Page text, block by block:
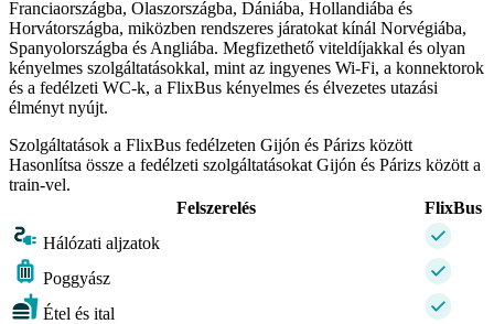
Franciaországba, Olaszországba, Dániába, Hollandiába és
Horvátországba, miközben rendszeres járatokat kínál Norvégiába,
Spanyolországba és Angliába. Megfizethető viteldíjakkal és olyan
kényelmes szolgáltatásokkal, mint az ingyenes Wi-Fi, a konnektorok
és a fedélzeti WC-k, a FlixBus kényelmes és élvezetes utazási
élményt nyújt.
Szolgáltatások a FlixBus fedélzeten Gijón és Párizs között
Hasonlítsa össze a fedélzeti szolgáltatásokat Gijón és Párizs között a
train-vel.
Felszerelés
FlixBus
Hálózati aljzatok
Poggyász
Étel és ital